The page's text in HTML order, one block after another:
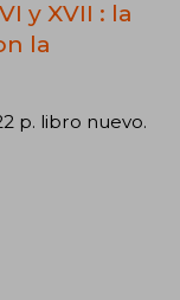
y XVII : la
la
p. libro nuevo.